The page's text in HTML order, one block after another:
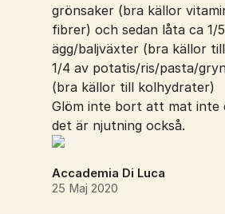
grönsaker (bra källor
fibrer) och sedan låta ca
ägg/baljväxter (bra källor
1/4 av potatis/ris/pasta/
(bra källor till kolhydrater)
Glöm inte bort att mat inte
det är njutning också.
Accademia Di Luca
25 Maj 2020